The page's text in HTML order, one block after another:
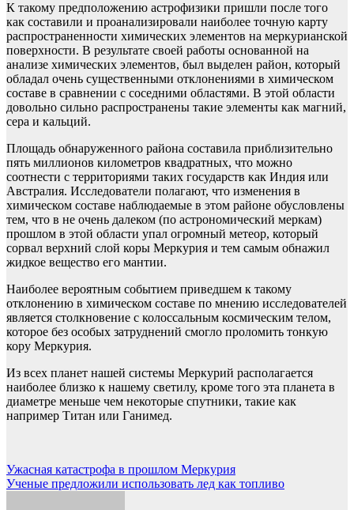
К такому предположению астрофизики пришли после того
как составили и проанализировали наиболее точную карту
распространенности химических элементов на меркурианской
поверхности. В результате своей работы основанной на
анализе химических элементов, был выделен район, который
обладал очень существенными отклонениями в химическом
составе в сравнении с соседними областями. В этой области
довольно сильно распространены такие элементы как магний,
сера и кальций.
Площадь обнаруженного района составила приблизительно
пять миллионов километров квадратных, что можно
соотнести с территориями таких государств как Индия или
Австралия. Исследователи полагают, что изменения в
химическом составе наблюдаемые в этом районе обусловлены
тем, что в не очень далеком (по астрономический меркам)
прошлом в этой области упал огромный метеор, который
сорвал верхний слой коры Меркурия и тем самым обнажил
жидкое вещество его мантии.
Наиболее вероятным событием приведшем к такому
отклонению в химическом составе по мнению исследователей
является столкновение с колоссальным космическим телом,
которое без особых затруднений смогло проломить тонкую
кору Меркурия.
Из всех планет нашей системы Меркурий располагается
наиболее близко к нашему светилу, кроме того эта планета в
диаметре меньше чем некоторые спутники, такие как
например Титан или Ганимед.
Навигация
по
Ужасная катастрофа в прошлом Меркурия
Ученые предложили использовать лед как топливо